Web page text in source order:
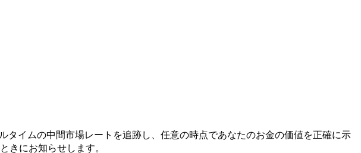
イムの中間市場レートを追跡し、任意の時点であなたのお金の価値を正確に示
きにお知らせします。